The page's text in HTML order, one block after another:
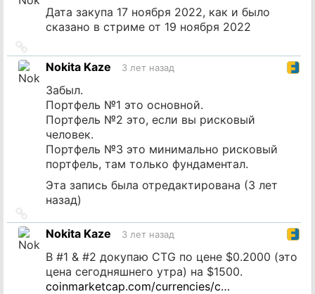
Дата закупа 17 ноября 2022, как и было
сказано в стриме от 19 ноября 2022
на
источник
Nokita Kaze 3 лет назад
Забыл.
Портфель №1 это основной.
Портфель №2 это, если вы рисковый
человек.
Портфель №3 это минимально рисковый
портфель, там только фундаментал.
Эта запись была отредактирована (3 лет
назад)
на
источник
Nokita Kaze 3 лет назад
В #1 & #2 докупаю CTG по цене $0.2000 (это
цена сегодняшнего утра) на $1500.
coinmarketcap.com/currencies/c…